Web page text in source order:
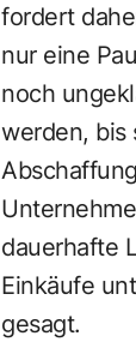
fordert
nur eine
noch
werden, bis
dauerhafte
Einkäufe
gesagt.